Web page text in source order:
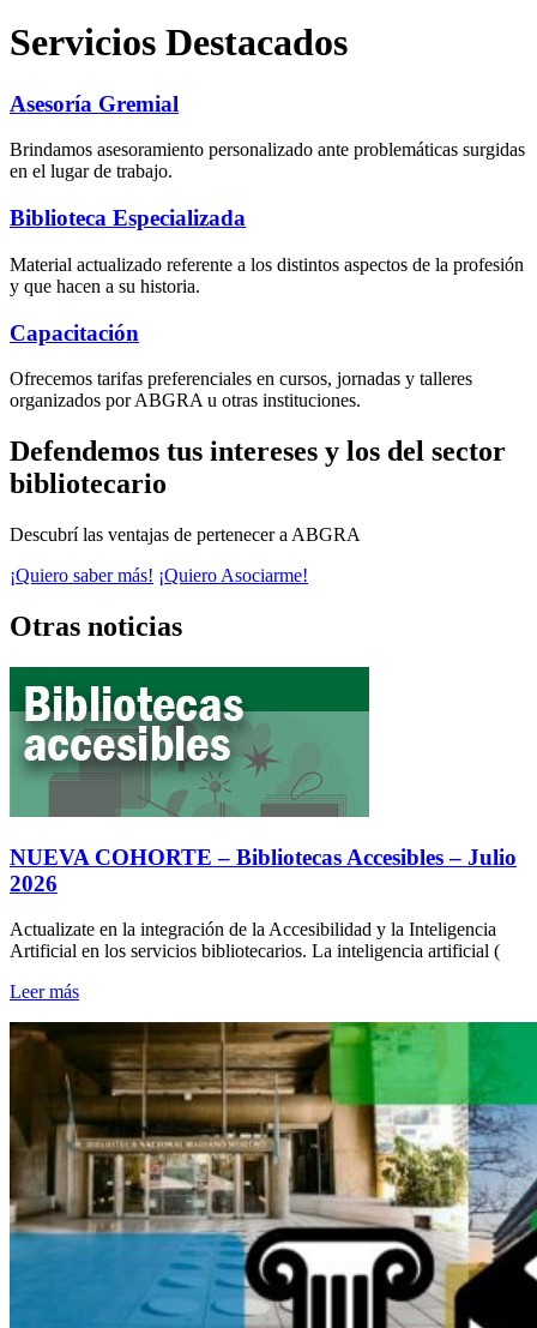
Servicios Destacados
Asesoría Gremial
Brindamos asesoramiento personalizado ante problemáticas surgidas
en el lugar de trabajo.
Biblioteca Especializada
Material actualizado referente a los distintos aspectos de la profesión
y que hacen a su historia.
Capacitación
Ofrecemos tarifas preferenciales en cursos, jornadas y talleres
organizados por ABGRA u otras instituciones.
Defendemos tus intereses y los del sector
bibliotecario
Descubrí las ventajas de pertenecer a ABGRA
¡Quiero saber más! ¡Quiero Asociarme!
Otras noticias
NUEVA COHORTE – Bibliotecas Accesibles – Julio
2026
Actualizate en la integración de la Accesibilidad y la Inteligencia
Artificial en los servicios bibliotecarios. La inteligencia artificial (
Leer más